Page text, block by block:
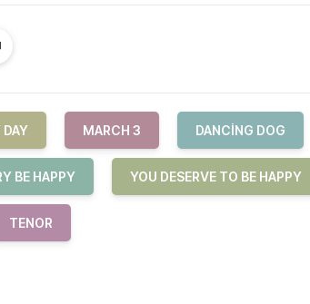
DAY MARCH 3 DANCING DOG
BE HAPPY YOU DESERVE TO BE HAPPY
TENOR